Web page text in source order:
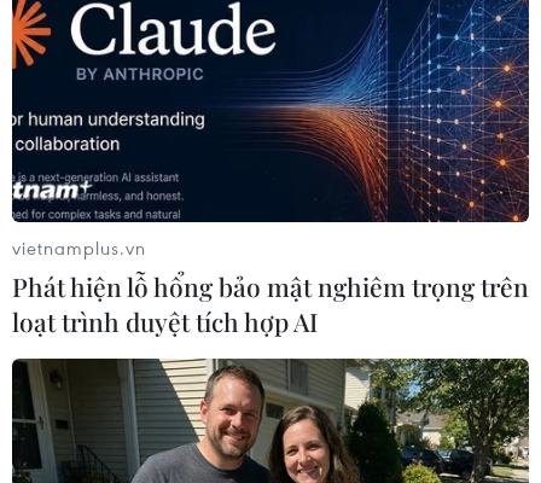
Xuất khẩu lô sầu riêng đầu tiên theo
“luồng xanh” qua cửa khẩu Hữu Nghị
10/04/2026 05:09
vietnamplus.vn
Phát hiện lỗ hổng bảo mật nghiêm trọng trên
loạt trình duyệt tích hợp AI